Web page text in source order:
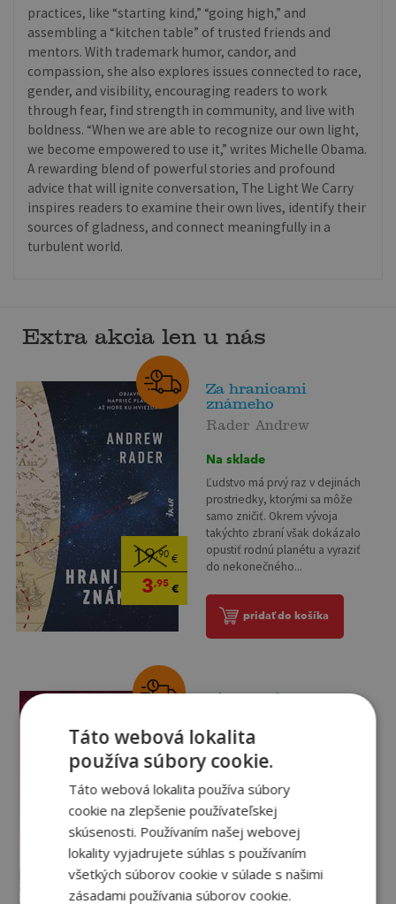
practices, like “starting kind,” “going high,” and
assembling a “kitchen table” of trusted friends and
mentors. With trademark humor, candor, and
compassion, she also explores issues connected to race,
gender, and visibility, encouraging readers to work
through fear, find strength in community, and live with
boldness. “When we are able to recognize our own light,
we become empowered to use it,” writes Michelle Obama.
A rewarding blend of powerful stories and profound
advice that will ignite conversation, The Light We Carry
inspires readers to examine their own lives, identify their
sources of gladness, and connect meaningfully in a
turbulent world.
Extra akcia len u nás
19,90€
3,95€
Za hranicami
známeho
Rader Andrew
Na sklade
Ľudstvo má prvý raz v dejinách
prostriedky, ktorými sa môže
samo zničiť. Okrem vývoja
takýchto zbraní však dokázalo
opustiť rodnú planétu a vyraziť
do nekonečného...
pridať do košíka
15 ,90
14,95€
Violončelistka
Na sklade
Gabriel Allon, legendárny agent
a reštaurátor, je späť! Jedna z
najúspešnejších špionážnych
sérií všetkých čias pokračuje
dvadsiatou prvou časťou –
vynikajúcim mrazivo aktuálnym
trilerom, zachytávajúcim...
Táto webová lokalita
používa súbory cookie.
Táto webová lokalita používa súbory
cookie na zlepšenie používateľskej
skúsenosti. Používaním našej webovej
lokality vyjadrujete súhlas s používaním
všetkých súborov cookie v súlade s našimi
zásadami používania súborov cookie.